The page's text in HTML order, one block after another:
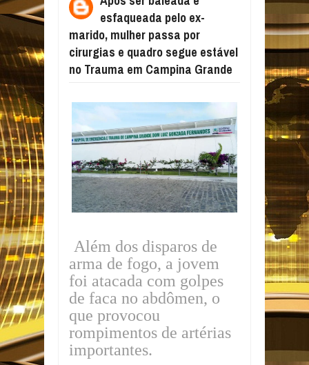
CIRURGIAS E QUADRO SEGUE ESTÁVEL
NO TRAUMA EM CAMPINA GRANDE
esfaqueada pelo ex-
marido, mulher passa por
cirurgias e quadro segue estável
no Trauma em Campina Grande
Além dos disparos de
arma de fogo, a jovem
foi atacada com golpes
de faca no abdômen, o
que provocou
rompimentos de artérias
importantes.